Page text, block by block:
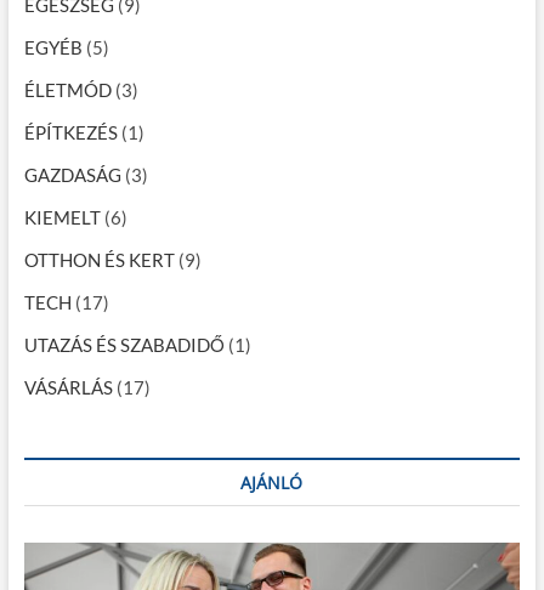
g
á
c
i
ó
EGÉSZSÉG (9)
EGYÉB (5)
ÉLETMÓD(3)
ÉPÍTKEZÉS(1)
GAZDASÁG (3)
KIEMELT(6)
OTTHON ÉS KERT(9)
TECH (17)
UTAZÁS ÉS SZABADIDŐ (1)
VÁSÁRLÁS(17)
AJÁNLÓ